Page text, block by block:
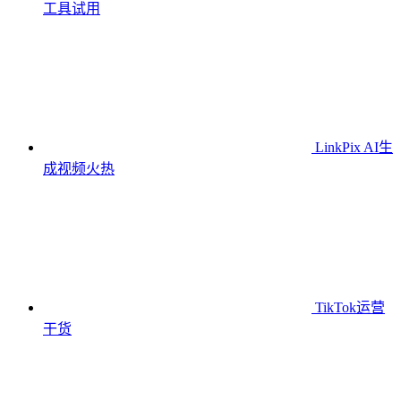
工具试用
LinkPix AI生
成视频火热
TikTok运营
干货